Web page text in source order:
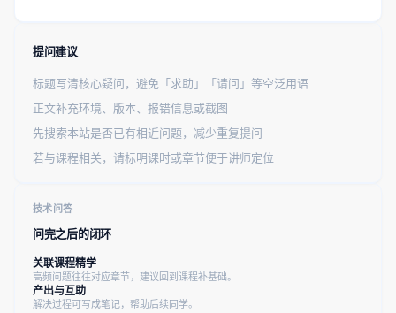
提问建议
标题写清核心疑问，避免「求助」「请问」等空泛用语
正文补充环境、版本、报错信息或截图
先搜索本站是否已有相近问题，减少重复提问
若与课程相关，请标明课时或章节便于讲师定位
技术问答
问完之后的闭环
关联课程精学
高频问题往往对应章节，建议回到课程补基础。
产出与互助
解决过程可写成笔记，帮助后续同学。